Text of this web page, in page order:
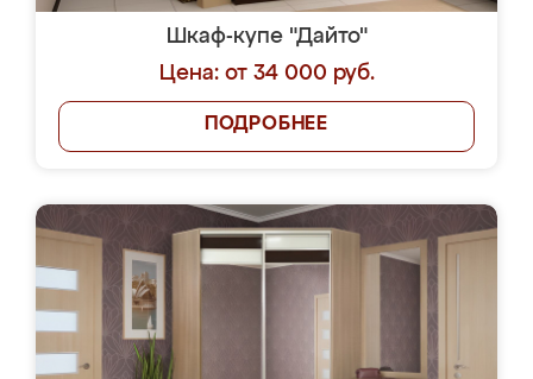
Шкаф-купе "Дайто"
Цена: от 34 000 руб.
ПОДРОБНЕЕ